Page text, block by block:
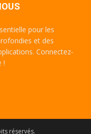
pour les
et des
Connectez-
!
réservés.